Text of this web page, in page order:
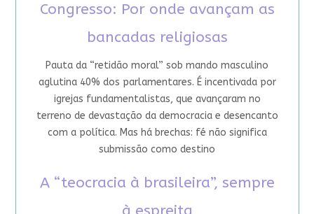
Congresso: Por onde avançam as
bancadas religiosas
Pauta da “retidão moral” sob mando masculino
aglutina 40% dos parlamentares. É incentivada por
igrejas fundamentalistas, que avançaram no
terreno de devastação da democracia e desencanto
com a política. Mas há brechas: fé não significa
submissão como destino
A “teocracia à brasileira”, sempre